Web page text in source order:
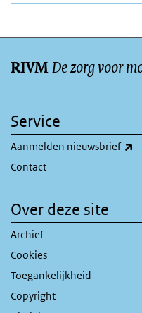
RIVMDe zorg voor
Service
Aanmelden nieuwsbrief
Contact
Over deze site
Archief
Cookies
Toegankelijkheid
Copyright